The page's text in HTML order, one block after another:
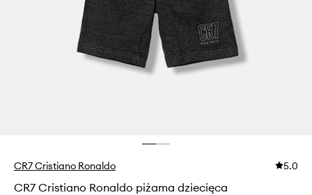
CR7 Cristiano Ronaldo 5.0
CR7 Cristiano Ronaldo piżama dziecięca